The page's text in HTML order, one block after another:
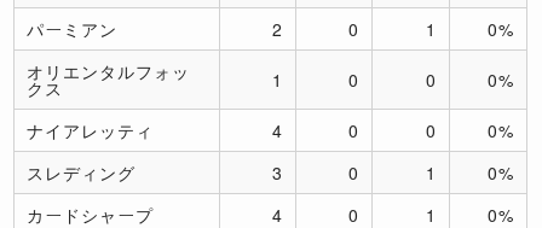
パーミアン
2 0 1
0%
オリエンタルフォッ
クス 1 0 0 0%
ナイアレッティ 4 0 0
0%
スレディング
3 0 1
0%
カードシャープ
4 0 1
0%